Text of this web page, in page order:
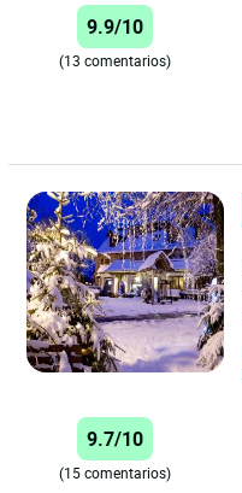
9.9/10
(13 comentarios)
9.7/10
(15 comentarios)